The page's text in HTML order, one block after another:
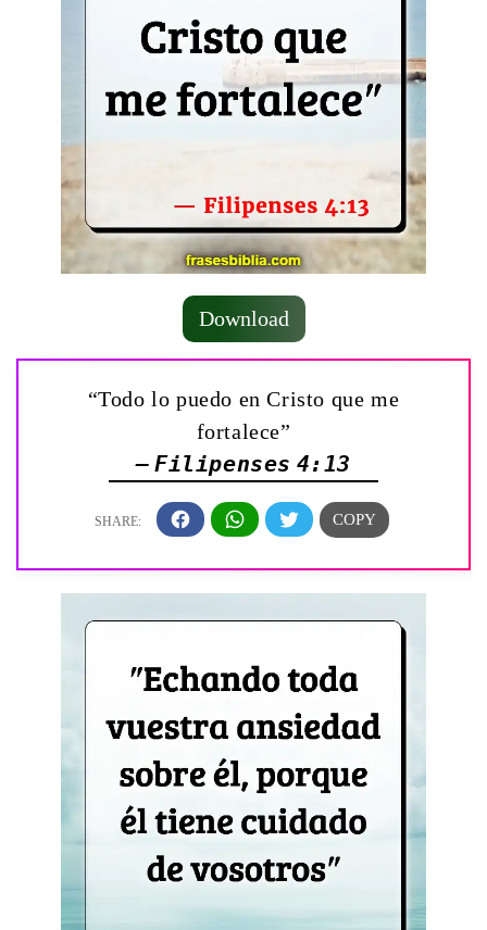
Download
“Todo lo puedo en Cristo que me
fortalece”
— Filipenses 4:13